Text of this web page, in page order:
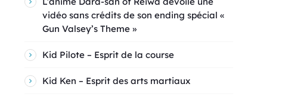
vidéo sans crédits de son ending spécial «
Gun Valsey’s Theme »
Kid Pilote – Esprit de la course
Kid Ken – Esprit des arts martiaux